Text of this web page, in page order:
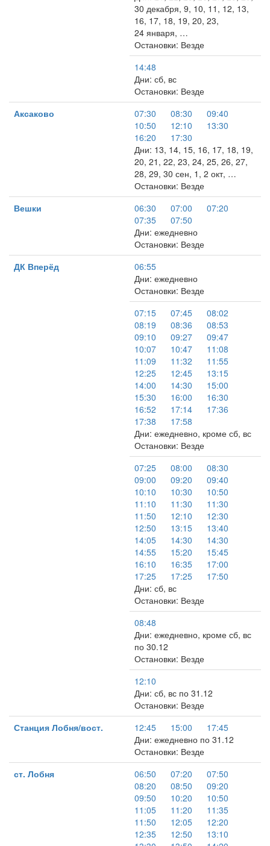
30 декабря, 9, 10, 11, 12, 13,
16, 17, 18, 19, 20, 23,
24 января, …
Остановки: Везде
14:48
Дни: сб, вс
Остановки: Везде
Аксаково
07:30 08:30
09:40
10:50
12:10
13:30
16:20
17:30
Дни: 13, 14, 15, 16, 17, 18, 19,
20, 21, 22, 23, 24, 25, 26, 27,
28, 29, 30 сен, 1, 2 окт, …
Остановки: Везде
Вешки
06:30 07:00
07:20
07:35
07:50
Дни: ежедневно
Остановки: Везде
ДК Вперёд
06:55
Дни: ежедневно
Остановки: Везде
07:15
07:45
08:02
08:19
08:36
08:53
09:10
09:27
09:47
10:07
10:47
11:08
11:09
11:32
11:55
12:25
12:45
13:15
14:00
14:30
15:00
15:30
16:00
16:30
16:52
17:14
17:36
17:38
17:58
Дни: ежедневно, кроме сб, вс
Остановки: Везде
07:25
08:00
08:30
09:00
09:20
09:40
10:10
10:30
10:50
11:10
11:30
11:30
11:50
12:10
12:30
12:50
13:15
13:40
14:05
14:30
14:30
14:55
15:20
15:45
16:10
16:35
17:00
17:25
17:25
17:50
Дни: сб, вс
Остановки: Везде
08:48
Дни: ежедневно, кроме сб, вс
по 30.12
Остановки: Везде
12:10
Дни: сб, вс по 31.12
Остановки: Везде
Станция Лобня/вост.
12:45 15:00
17:45
Дни: ежедневно по 31.12
Остановки: Везде
ст. Лобня
06:50 07:20
07:50
08:20
08:50
09:20
09:50
10:20
10:50
11:05
11:20
11:35
11:50
12:05
12:20
12:35
12:50
13:10